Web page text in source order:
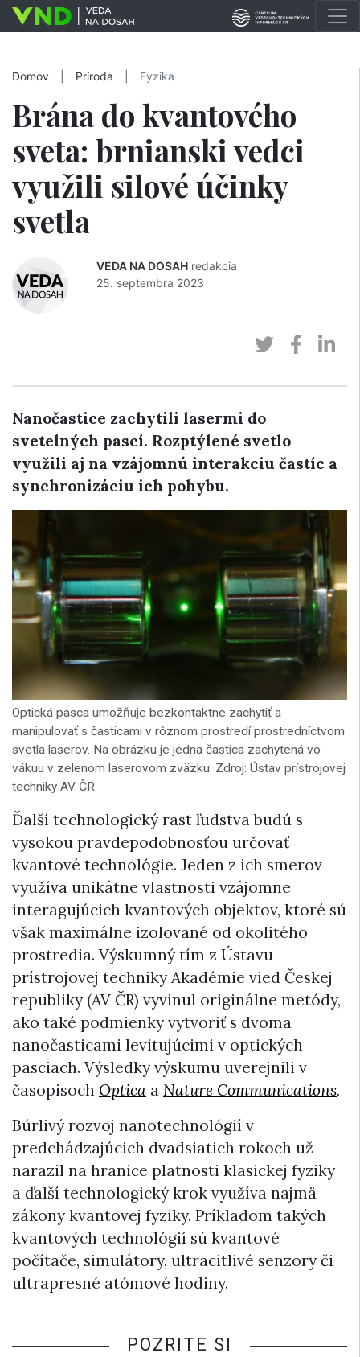
Domov Príroda Fyzika
Brána do kvantového
sveta: brnianski vedci
využili silové účinky
svetla
VEDA NA DOSAH redakcia
25. septembra 2023
Nanočastice zachytili lasermi do
svetelných pascí. Rozptýlené svetlo
využili aj na vzájomnú interakciu častíc a
synchronizáciu ich pohybu.
Optická pasca umožňuje bezkontaktne zachytiť a
manipulovať s časticami v rôznom prostredí prostredníctvom
svetla laserov. Na obrázku je jedna častica zachytená vo
vákuu v zelenom laserovom zväzku. Zdroj: Ústav prístrojovej
techniky AV ČR
Ďalší technologický rast ľudstva budú s
vysokou pravdepodobnosťou určovať
kvantové technológie. Jeden z ich smerov
využíva unikátne vlastnosti vzájomne
interagujúcich kvantových objektov, ktoré sú
však maximálne izolované od okolitého
prostredia. Výskumný tím z Ústavu
prístrojovej techniky Akadémie vied Českej
republiky (AV ČR) vyvinul originálne metódy,
ako také podmienky vytvoriť s dvoma
nanočasticami levitujúcimi v optických
pasciach. Výsledky výskumu uverejnili v
časopisoch Optica a Nature Communications.
Búrlivý rozvoj nanotechnológií v
predchádzajúcich dvadsiatich rokoch už
narazil na hranice platnosti klasickej fyziky
a ďalší technologický krok využíva najmä
zákony kvantovej fyziky. Príkladom takých
kvantových technológií sú kvantové
počítače, simulátory, ultracitlivé senzory či
ultrapresné atómové hodiny.
POZRITE SI